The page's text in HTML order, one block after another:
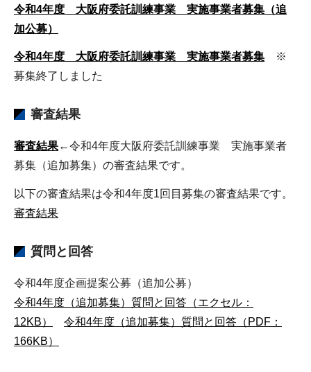
令和4年度 大阪府委託訓練事業 実施事業者募集（追
加公募）
令和4年度 大阪府委託訓練事業 実施事業者募集 ※
募集終了しました
審査結果
審査結果←令和4年度大阪府委託訓練事業 実施事業者
募集（追加募集）の審査結果です。
以下の審査結果は令和4年度1回目募集の審査結果です。
審査結果
質問と回答
令和4年度企画提案公募（追加公募）
令和4年度（追加募集）質問と回答（エクセル：
12KB）
令和4年度（追加募集）質問と回答（PDF：
166KB）